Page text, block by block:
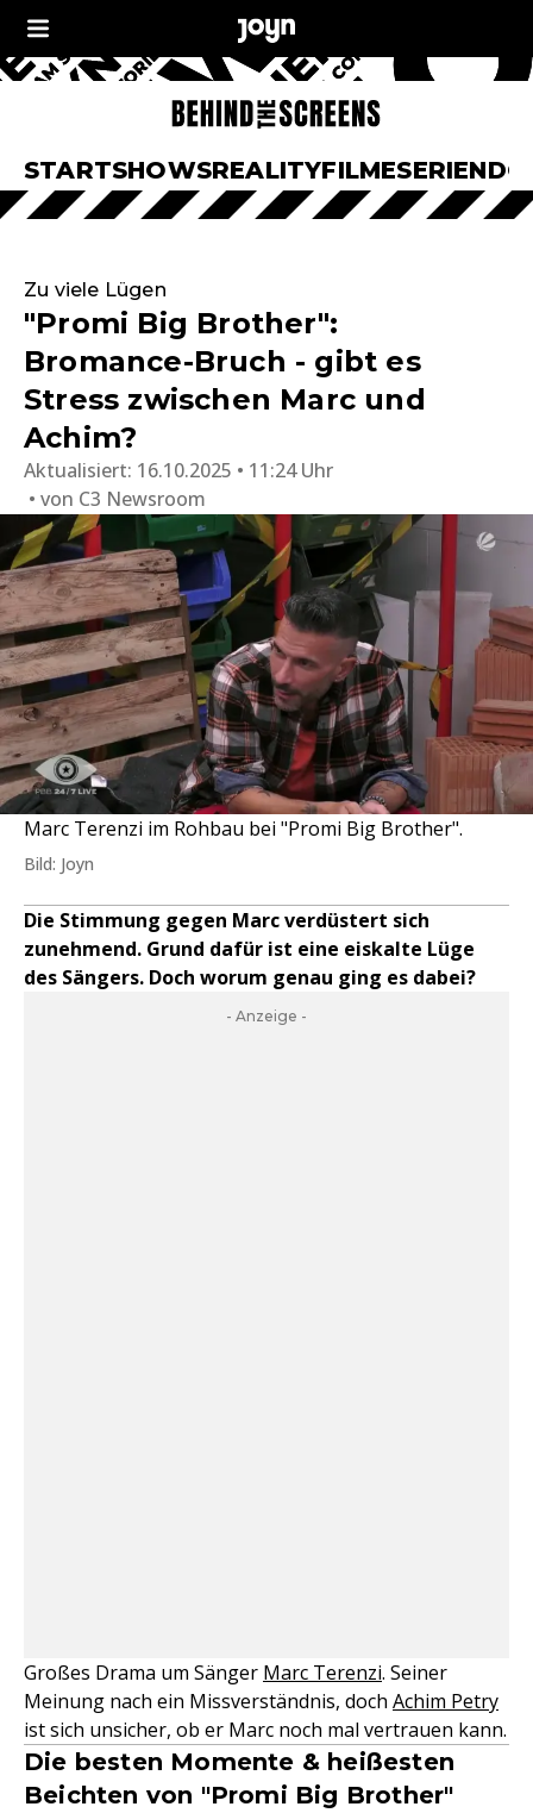
STARTSHOWSREALITYFILMESERIEN
Zu viele Lügen
"Promi Big Brother":
Bromance-Bruch - gibt es
Stress zwischen Marc und
Achim?
Aktualisiert: 16.10.2025 • 11:24 Uhr
von C3 Newsroom
Marc Terenzi im Rohbau bei "Promi Big Brother".
Bild: Joyn
Die Stimmung gegen Marc verdüstert sich
zunehmend. Grund dafür ist eine eiskalte Lüge
des Sängers. Doch worum genau ging es dabei?
- Anzeige -
Großes Drama um Sänger Marc Terenzi. Seiner
Meinung nach ein Missverständnis, doch Achim Petry
ist sich unsicher, ob er Marc noch mal vertrauen kann.
Die besten Momente & heißesten
Beichten von "Promi Big Brother"